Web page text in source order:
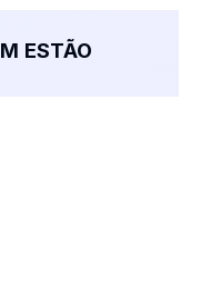
ESTÃO